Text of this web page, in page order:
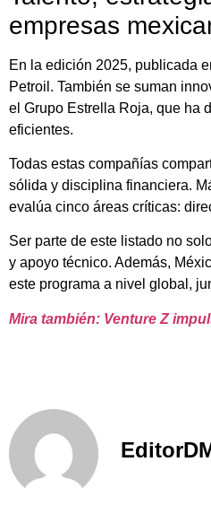
empresas
En la edición 2025, publicada
Petroil. También se suman
el Grupo Estrella Roja, que ha
eficientes.
Todas estas compañías
sólida y disciplina financiera.
evalúa cinco áreas críticas:
Ser parte de este listado no
y apoyo técnico. Además,
este programa a nivel global,
Mira también: Venture Z